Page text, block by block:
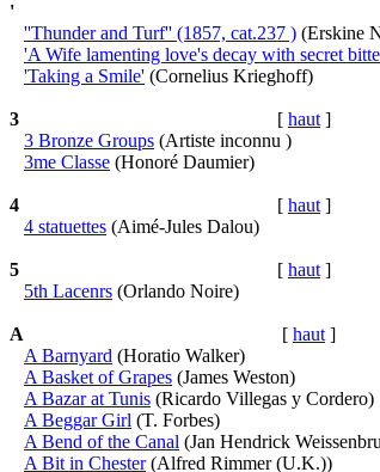
'
''Thunder and Turf'' (1857, cat.237 ) (Erskine
'A Wife lamenting love's decay with secret
'Taking a Smile' (Cornelius Krieghoff)
3 [ haut ]
3 Bronze Groups (Artiste inconnu )
3me Classe (Honoré Daumier)
4 [ haut ]
4 statuettes (Aimé-Jules Dalou)
5 [ haut ]
5th Lacenrs (Orlando Noire)
A [ haut ]
A Barnyard (Horatio Walker)
A Basket of Grapes (James Weston)
A Bazar at Tunis (Ricardo Villegas y Cordero)
A Beggar Girl (T. Forbes)
A Bend of the Canal (Jan Hendrick
A Bit in Chester(Alfred Rimmer (U.K.))